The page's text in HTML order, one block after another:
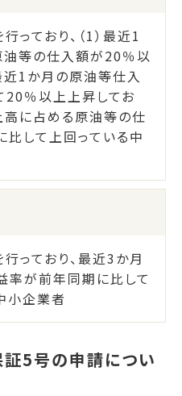
っており、（1）最近1
油等の仕入額が20％以
近1か月の原油等仕入
％以上上昇してお
高に占める原油等の仕
して上回っている中
っており、最近3か月
率が前年同期に比して
小企業者
証5号の申請につい